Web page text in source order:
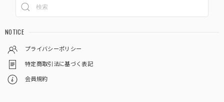
NOTICE
プライバシーポリシー
特定商取引法に基づく表記
会員規約